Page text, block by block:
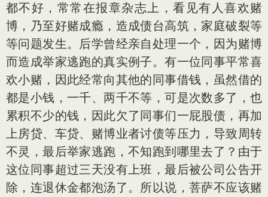
都不好，常常在报章杂志上，看见有人喜欢赌
博，乃至好赌成瘾，造成债台高筑，家庭破裂等
等问题发生。后学曾经亲自处理一个，因为赌博
而造成举家逃跑的真实例子。有一位同事平常喜
欢小赌，因此经常向其他的同事借钱，虽然借的
都是小钱，一千、两千不等，可是次数多了，也
累积不少的钱，因此欠了同事们一屁股债，再加
上房贷、车贷、赌博业者讨债等压力，导致周转
不灵，最后举家逃跑，不知跑到哪里去了？由于
这位同事超过三天没有上班，最后被公司公告开
除，连退休金都泡汤了。所以说，菩萨不应该赌